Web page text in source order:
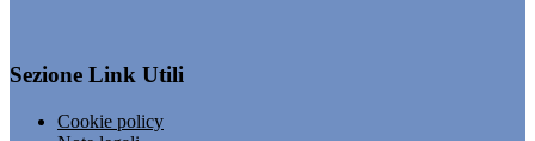
Sezione Link Utili
Cookie policy